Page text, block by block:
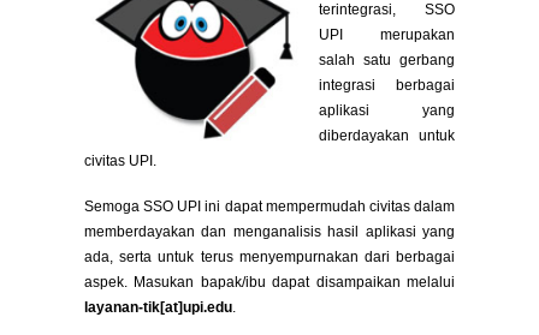
terintegrasi, SSO
UPI merupakan
salah satu gerbang
integrasi berbagai
aplikasi yang
diberdayakan untuk
civitas UPI.
Semoga SSO UPI ini dapat mempermudah civitas dalam
memberdayakan dan menganalisis hasil aplikasi yang
ada, serta untuk terus menyempurnakan dari berbagai
aspek. Masukan bapak/ibu dapat disampaikan melalui
layanan-tik[at]upi.edu.